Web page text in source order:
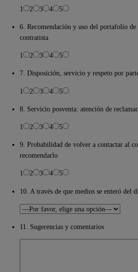
1 2 3 4 5
6. Recomendación y uso del portafolio
contratista
1 2 3 4 5
7. Disposición, servicio y respeto por
1 2 3 4 5
8. Servicio posventa: atención de
1 2 3 4 5
9. Probabilidad de volver a contactar al
recomendarlo
1 2 3 4 5
10. A través de que medios se enteró del
11. Sugerencias y comentarios